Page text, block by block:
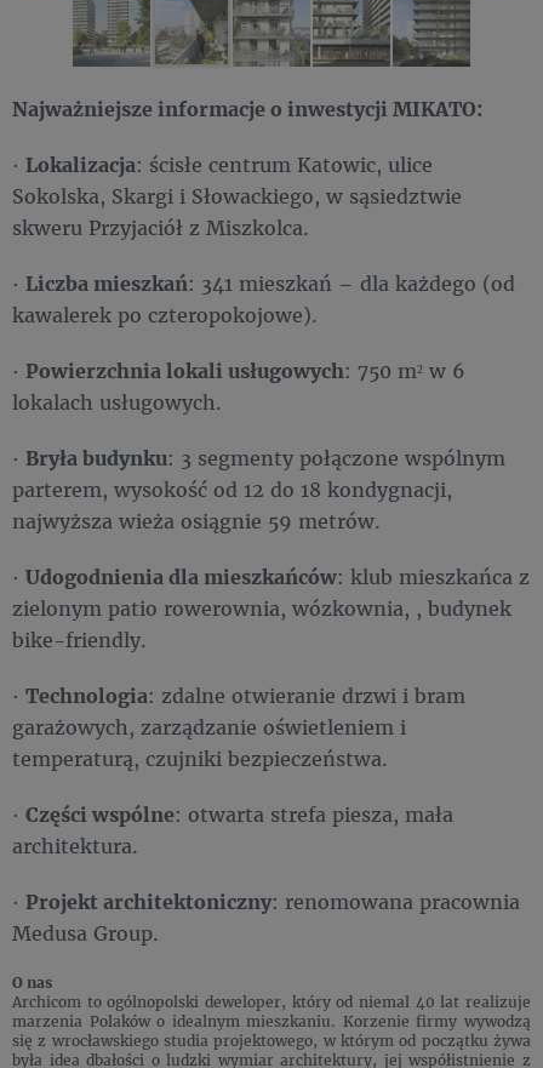
Najważniejsze informacje o inwestycji MIKATO:
· Lokalizacja: ścisłe centrum Katowic, ulice
Sokolska, Skargi i Słowackiego, w sąsiedztwie
skweru Przyjaciół z Miszkolca.
· Liczba mieszkań: 341 mieszkań – dla każdego (od
kawalerek po czteropokojowe).
· Powierzchnia lokali usługowych: 750 m² w 6
lokalach usługowych.
· Bryła budynku: 3 segmenty połączone wspólnym
parterem, wysokość od 12 do 18 kondygnacji,
najwyższa wieża osiągnie 59 metrów.
· Udogodnienia dla mieszkańców: klub mieszkańca z
zielonym patio rowerownia, wózkownia, , budynek
bike-friendly.
· Technologia: zdalne otwieranie drzwi i bram
garażowych, zarządzanie oświetleniem i
temperaturą, czujniki bezpieczeństwa.
· Części wspólne: otwarta strefa piesza, mała
architektura.
· Projekt architektoniczny: renomowana pracownia
Medusa Group.
O nas
Archicom to ogólnopolski deweloper, który od niemal 40 lat realizuje
marzenia Polaków o idealnym mieszkaniu. Korzenie firmy wywodzą
się z wrocławskiego studia projektowego, w którym od początku żywa
była idea dbałości o ludzki wymiar architektury, jej współistnienie z